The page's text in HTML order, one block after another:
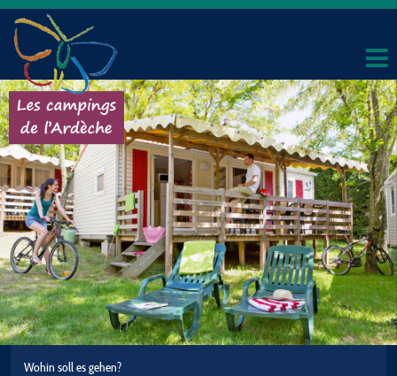
Wohin soll es gehen?